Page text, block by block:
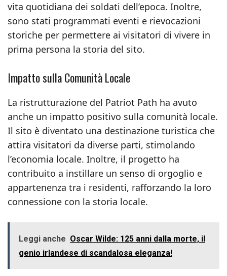
vita quotidiana dei soldati dell’epoca. Inoltre,
sono stati programmati eventi e rievocazioni
storiche per permettere ai visitatori di vivere in
prima persona la storia del sito.
Impatto sulla Comunità Locale
La ristrutturazione del Patriot Path ha avuto
anche un impatto positivo sulla comunità locale.
Il sito è diventato una destinazione turistica che
attira visitatori da diverse parti, stimolando
l’economia locale. Inoltre, il progetto ha
contribuito a instillare un senso di orgoglio e
appartenenza tra i residenti, rafforzando la loro
connessione con la storia locale.
Leggi anche Oscar Wilde: 125 anni dalla morte, il
genio irlandese di scandalosa eleganza!